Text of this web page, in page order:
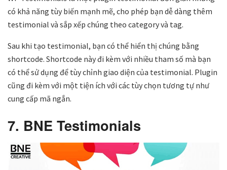
có khả năng tùy biến mạnh mẽ, cho phép bạn dễ dàng thêm
testimonial và sắp xếp chúng theo category và tag.
Sau khi tạo testimonial, bạn có thể hiển thị chúng bằng
shortcode. Shortcode này đi kèm với nhiều tham số mà bạn
có thể sử dụng để tùy chỉnh giao diện của testimonial. Plugin
cũng đi kèm với một tiện ích với các tùy chọn tương tự như
cung cấp mã ngắn.
7. BNE Testimonials